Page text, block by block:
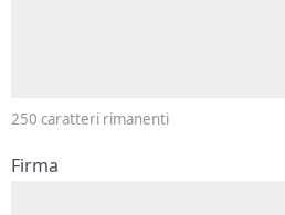
250 caratteri rimanenti
Firma